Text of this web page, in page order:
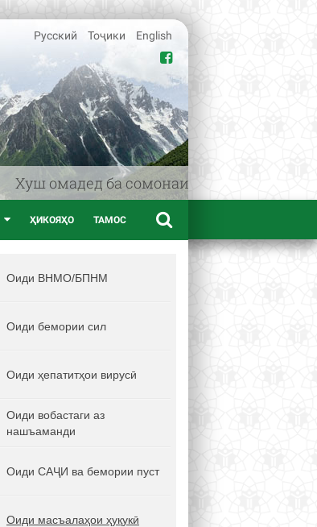
Хуш омадед ба сомонаи www.afif.tj –
Русский Тоҷики English
ҲИКОЯҲО ТАМОС
Оиди ВНМО/БПНМ
Оиди бемории сил
Оиди ҳепатитҳои вирусӣ
Оиди вобастаги аз
нашъаманди
Оиди САҶИ ва бемории пуст
Оиди масъалаҳои ҳуқукӣ